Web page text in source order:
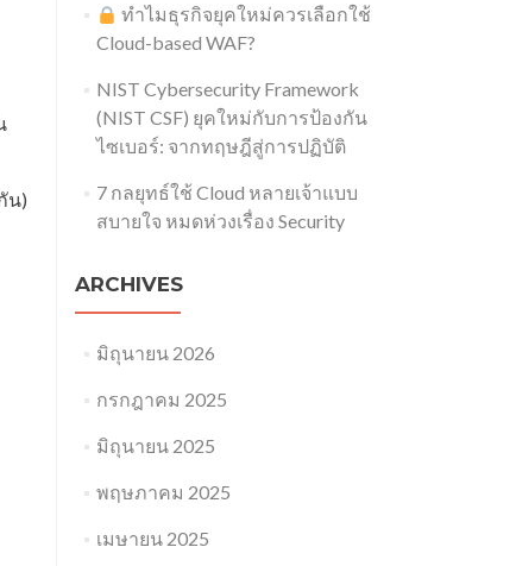
น)
ทำไมธุรกิจยุคใหม่ควรเลือกใช้
Cloud-based WAF?
NIST Cybersecurity Framework
(NIST CSF) ยุคใหม่กับการป้องกัน
ไซเบอร์: จากทฤษฎีสู่การปฏิบัติ
7 กลยุทธ์ใช้ Cloud หลายเจ้าแบบ
สบายใจ หมดห่วงเรื่อง Security​
ARCHIVES
มิถุนายน 2026
กรกฎาคม 2025
มิถุนายน 2025
พฤษภาคม 2025
เมษายน 2025